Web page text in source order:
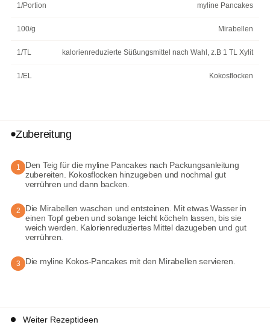
1/Portion myline Pancakes
100/g Mirabellen
1/TL kalorienreduzierte Süßungsmittel nach Wahl, z.B 1 TL Xylit
1/EL Kokosflocken
Zubereitung
1
Den Teig für die myline Pancakes nach Packungsanleitung
zubereiten. Kokosflocken hinzugeben und nochmal gut
verrühren und dann backen.
2
Die Mirabellen waschen und entsteinen. Mit etwas Wasser in
einen Topf geben und solange leicht köcheln lassen, bis sie
weich werden. Kalorienreduziertes Mittel dazugeben und gut
verrühren.
3 Die myline Kokos-Pancakes mit den Mirabellen servieren.
Weiter Rezeptideen